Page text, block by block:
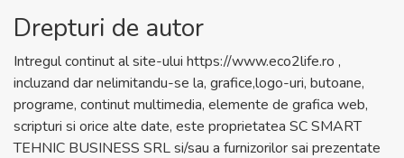
Drepturi de autor
Intregul continut al site-ului https://www.eco2life.ro ,
incluzand dar nelimitandu-se la, grafice,logo-uri, butoane,
programe, continut multimedia, elemente de grafica web,
scripturi si orice alte date, este proprietatea SC SMART
TEHNIC BUSINESS SRL si/sau a furnizorilor sai prezentate